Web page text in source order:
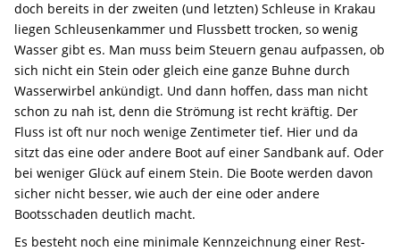
doch bereits in der zweiten (und letzten) Schleuse in Krakau
liegen Schleusenkammer und Flussbett trocken, so wenig
Wasser gibt es. Man muss beim Steuern genau aufpassen, ob
sich nicht ein Stein oder gleich eine ganze Buhne durch
Wasserwirbel ankündigt. Und dann hoffen, dass man nicht
schon zu nah ist, denn die Strömung ist recht kräftig. Der
Fluss ist oft nur noch wenige Zentimeter tief. Hier und da
sitzt das eine oder andere Boot auf einer Sandbank auf. Oder
bei weniger Glück auf einem Stein. Die Boote werden davon
sicher nicht besser, wie auch der eine oder andere
Bootsschaden deutlich macht.
Es besteht noch eine minimale Kennzeichnung einer Rest-